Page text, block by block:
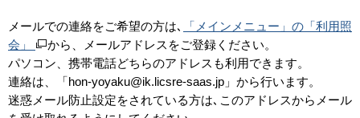
メールでの連絡をご希望の方は､
「メインメニュー」の「利用照
会」
から、メールアドレスをご登録ください。
パソコン、携帯電話どちらのアドレスも利用できます。
連絡は、「hon-yoyaku@ik.licsre-saas.jp」から行います。
迷惑メール防止設定をされている方は､このアドレスからメール